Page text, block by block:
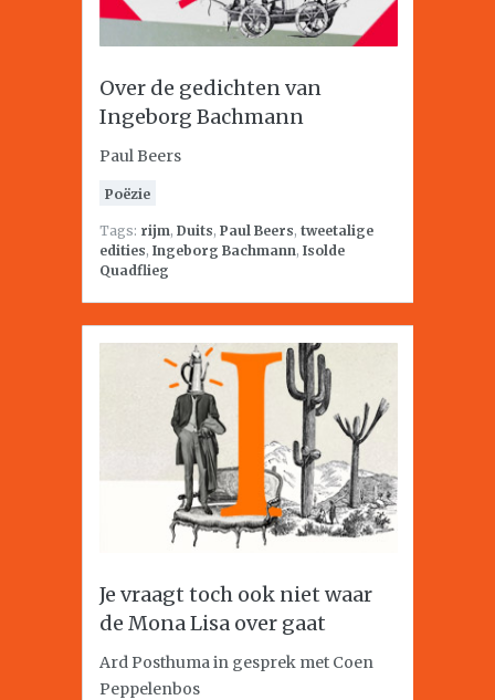
Over de gedichten van
Ingeborg Bachmann
Paul Beers
Poëzie
Tags: rijm, Duits, Paul Beers, tweetalige
edities, Ingeborg Bachmann, Isolde
Quadflieg
Je vraagt toch ook niet waar
de Mona Lisa over gaat
Ard Posthuma in gesprek met Coen
Peppelenbos